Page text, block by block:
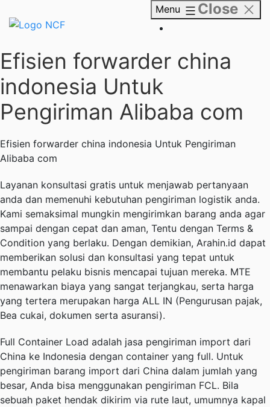
Menu Close
Efisien forwarder china
indonesia Untuk
Pengiriman Alibaba com
Efisien forwarder china indonesia Untuk Pengiriman
Alibaba com
Layanan konsultasi gratis untuk menjawab pertanyaan
anda dan memenuhi kebutuhan pengiriman logistik anda.
Kami semaksimal mungkin mengirimkan barang anda agar
sampai dengan cepat dan aman, Tentu dengan Terms &
Condition yang berlaku. Dengan demikian, Arahin.id dapat
memberikan solusi dan konsultasi yang tepat untuk
membantu pelaku bisnis mencapai tujuan mereka. MTE
menawarkan biaya yang sangat terjangkau, serta harga
yang tertera merupakan harga ALL IN (Pengurusan pajak,
Bea cukai, dokumen serta asuransi).
Full Container Load adalah jasa pengiriman import dari
China ke Indonesia dengan container yang full. Untuk
pengiriman barang import dari China dalam jumlah yang
besar, Anda bisa menggunakan pengiriman FCL. Bila
sebuah paket hendak dikirim via rute laut, umumnya kapal